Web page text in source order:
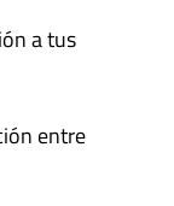
a tus
entre